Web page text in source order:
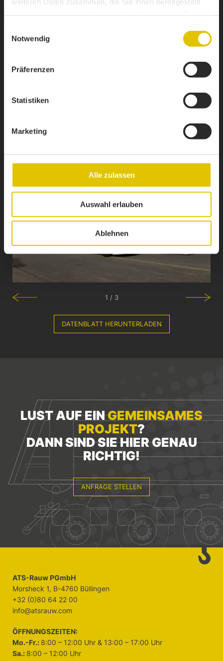
Notwendig
Präferenzen
Statistiken
Marketing
Alle zulassen
Auswahl erlauben
Ablehnen
ALU-RUNDMULDE BODENGERADE 1500MM
1 / 3
DATENBLATT HERUNTERLADEN
LUST AUF EINGEMEINSAMES
PROJEKT?
DANN SIND SIE HIER GENAU
RICHTIG!
ANFRAGE STELLEN
ATS-Rauw PGmbH
Morsheck 1, B-4760 Büllingen
+32 (0)80 64 22 00
info@atsrauw.com
ÖFFNUNGSZEITEN:
Mo.-Fr.: 8:00 – 12:00 Uhr & 13:00 – 17:00 Uhr
Sa.: 8:00 – 12:00 Uhr